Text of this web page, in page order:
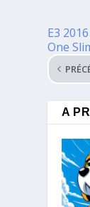
E3
One
A